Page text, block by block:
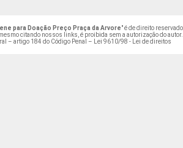
para Doação Preço Praça da Arvore" é de direito
citando nossos links, é proibida sem a autorização do autor.
– artigo 184 do Código Penal –
Lei 9610/98 - Lei de direitos